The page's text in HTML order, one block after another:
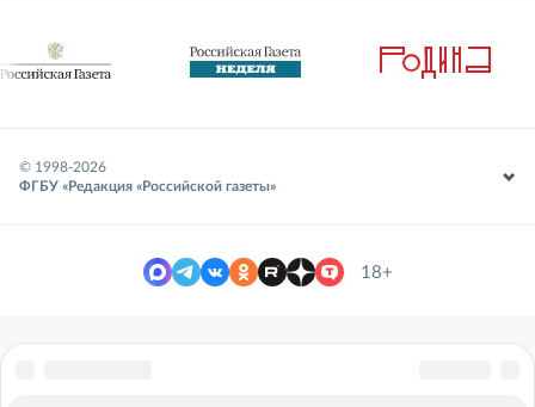
© 1998-2026
ФГБУ «Редакция «Российской газеты»
18+